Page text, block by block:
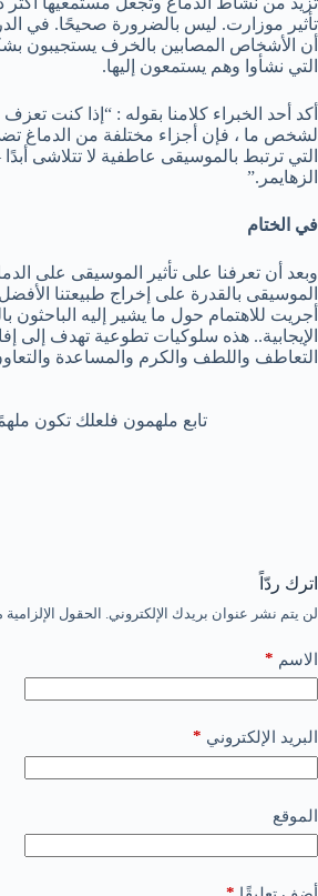
تأثير موزارت. ليس بالضرورة صحيحًا. في
أن الأشخاص المصابين بالخرف يستجيبون
التي نشأوا ‏وهم يستمعون إليها. ‏
أكد أحد الخبراء كلامنا بقوله : “إذا كنت
لشخص ما ، فإن ‏أجزاء مختلفة من الدماغ
التي ترتبط بالموسيقى عاطفية لا تتلاشى
الزهايمر.”‏
في الختام
وبعد أن تعرفنا على تأثير الموسيقى على
الموسيقى بالقدرة على إخراج طبيعتنا
أجريت للاهتمام حول ما يشير إليه الباحثون
الإيجابية.. هذه سلوكيات تطوعية تهدف إلى
التعاطف واللطف والكرم والمساعدة
تابع ملهمون فلعلك تكون
اترك ردّاً
لن يتم نشر عنوان بريدك الإلكتروني. الحقول الإلزامية
الاسم *
البريد الإلكتروني *
الموقع